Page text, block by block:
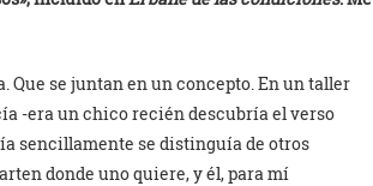
Que se juntan en un concepto. En un taller
-era un chico recién descubría el verso
sencillamente se distinguía de otros
donde uno quiere, y él, para mí